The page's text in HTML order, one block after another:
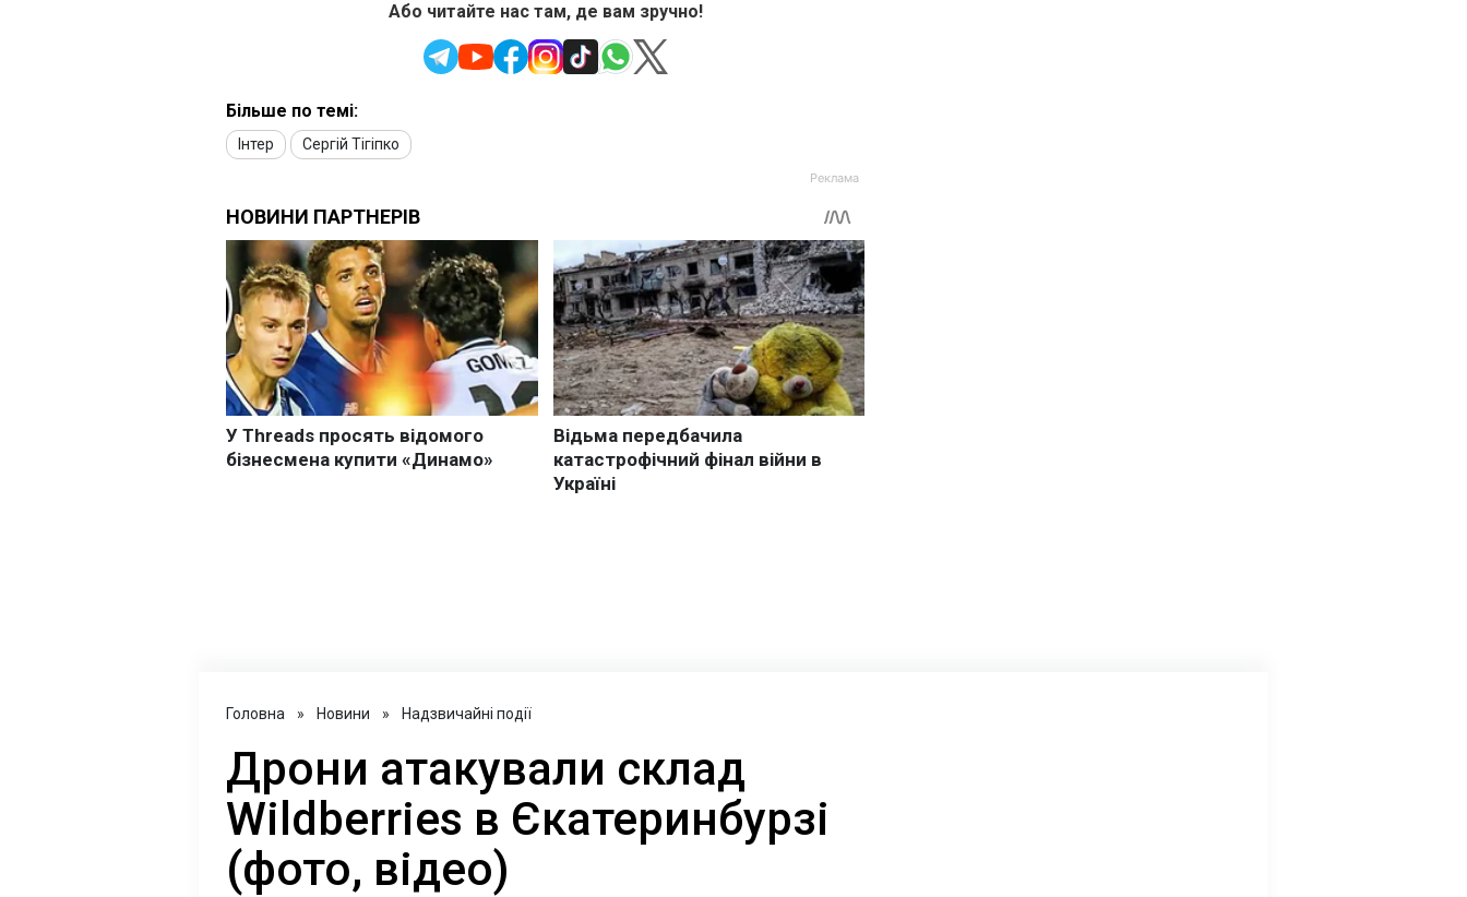
Або читайте нас там, де вам зручно!
Більше по темі:
Інтер Сергій Тігіпко
Головна » Новини » Надзвичайні події
Дрони атакували склад
Wildberries в Єкатеринбурзі
(фото, відео)